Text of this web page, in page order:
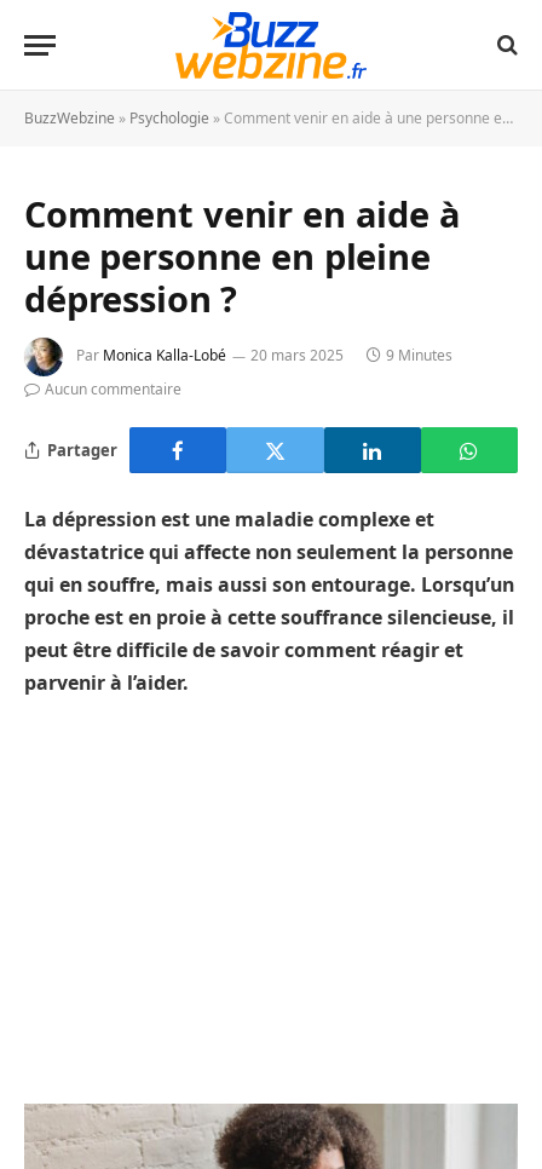
BuzzWebzine » Psychologie » Comment venir en aide à une personne en pleine dépression ?
Comment venir en aide à
une personne en pleine
dépression ?
Par Monica Kalla-Lobé 20 mars 2025
9 Minutes
Aucun commentaire
Partager
La dépression est une maladie complexe et
dévastatrice qui affecte non seulement la personne
qui en souffre, mais aussi son entourage. Lorsqu’un
proche est en proie à cette souffrance silencieuse, il
peut être difficile de savoir comment réagir et
parvenir à l’aider.